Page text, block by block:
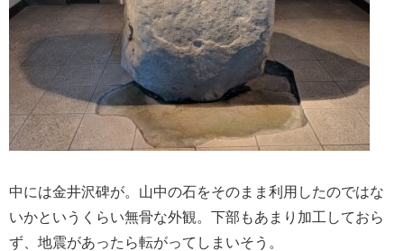
中には金井沢碑が。山中の石をそのまま利用したのではな
いかというくらい無骨な外観。下部もあまり加工しておら
ず、地震があったら転がってしまいそう。